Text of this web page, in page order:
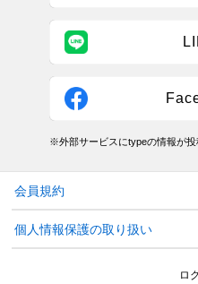
※外部サービスにtypeの情報が投
会員規約
個人情報保護の取り扱い
ロ